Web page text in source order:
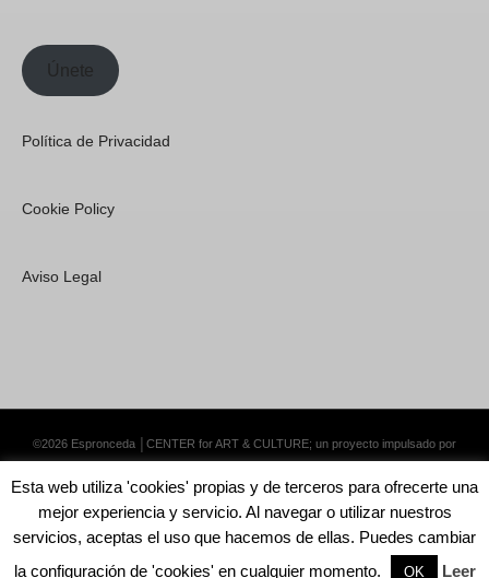
Únete
Política de Privacidad
Cookie Policy
Aviso Legal
©2026 Espronceda │CENTER for ART & CULTURE; un proyecto impulsado por
Esta web utiliza 'cookies' propias y de terceros para ofrecerte una
mejor experiencia y servicio. Al navegar o utilizar nuestros
servicios, aceptas el uso que hacemos de ellas. Puedes cambiar
la configuración de 'cookies' en cualquier momento.
OK Leer
English Català Español